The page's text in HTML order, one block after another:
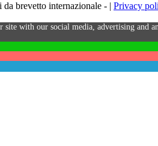
brevetto internazionale - | Privacy
with our social media, advertising and